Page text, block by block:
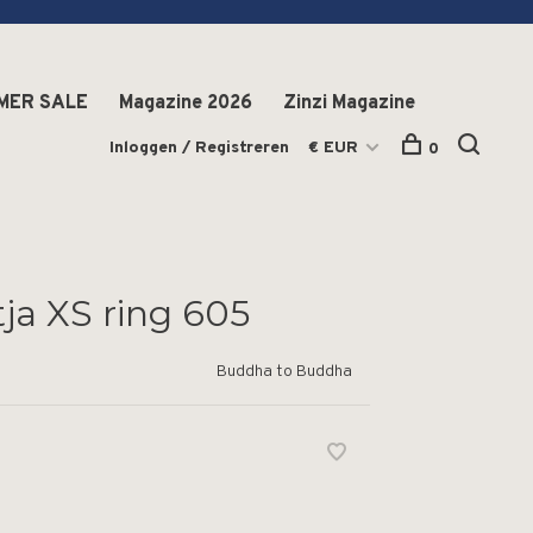
SALE Magazine 2026 Zinzi Magazine
Inloggen / Registreren € EUR 0
XS ring 605
Buddha to Buddha